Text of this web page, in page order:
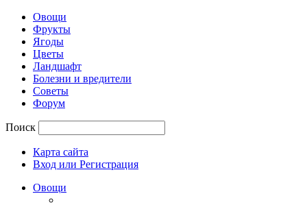
Овощи
Фрукты
Ягоды
Цветы
Ландшафт
Болезни и вредители
Советы
Форум
Поиск
Карта сайта
Вход или Регистрация
Овощи